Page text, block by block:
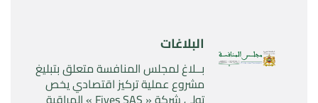
البلاغات
بــلاغ لمجلس المنافسة متعلق بتبليغ
مشروع عملية تركيز اقتصادي يخص